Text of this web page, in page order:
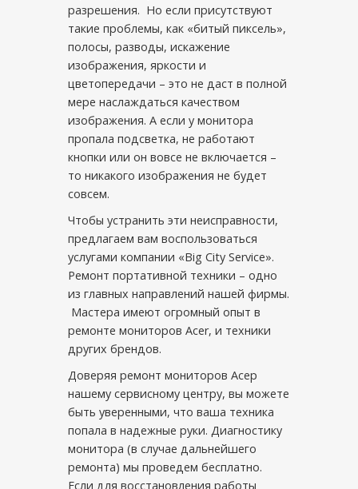
разрешения. Но если присутствуют
такие проблемы, как «битый пиксель»,
полосы, разводы, искажение
изображения, яркости и
цветопередачи – это не даст в полной
мере наслаждаться качеством
изображения. А если у монитора
пропала подсветка, не работают
кнопки или он вовсе не включается –
то никакого изображения не будет
совсем.
Чтобы устранить эти неисправности,
предлагаем вам воспользоваться
услугами компании «Big City Service».
Ремонт портативной техники – одно
из главных направлений нашей фирмы.
Мастера имеют огромный опыт в
ремонте мониторов Acer, и техники
других брендов.
Доверяя ремонт мониторов Асер
нашему сервисному центру, вы можете
быть уверенными, что ваша техника
попала в надежные руки. Диагностику
монитора (в случае дальнейшего
ремонта) мы проведем бесплатно.
Если для восстановления работы